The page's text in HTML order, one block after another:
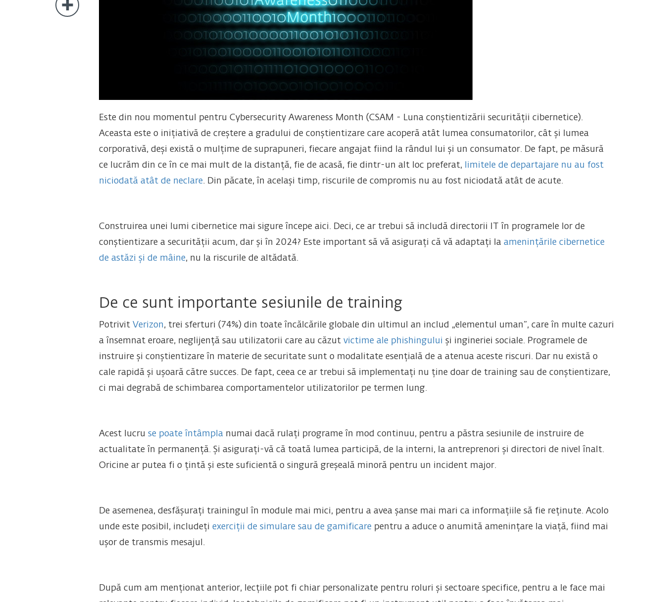
Este din nou momentul pentru Cybersecurity Awareness Month (CSAM - Luna conștientizării securității cibernetice).
Aceasta este o inițiativă de creștere a gradului de conștientizare care acoperă atât lumea consumatorilor, cât și lumea
corporativă, deși există o mulțime de suprapuneri, fiecare angajat fiind la rândul lui și un consumator. De fapt, pe măsură
ce lucrăm din ce în ce mai mult de la distanță, fie de acasă, fie dintr-un alt loc preferat,
limitele de departajare nu au fost
niciodată atât de neclare. Din păcate, în același timp, riscurile de compromis nu au fost niciodată atât de acute.
Construirea unei lumi cibernetice mai sigure începe aici. Deci, ce ar trebui să includă directorii IT în programele lor de
conștientizare a securității acum, dar și în 2024? Este important să vă asigurați că vă adaptați la amenințările cibernetice
de astăzi și de mâine, nu la riscurile de altădată.
De ce sunt importante sesiunile de training
Potrivit Verizon, trei sferturi (74%) din toate încălcările globale din ultimul an includ „elementul uman”, care în multe cazuri
a însemnat eroare, neglijență sau utilizatorii care au căzut victime ale phishingului și ingineriei sociale. Programele de
instruire și conștientizare în materie de securitate sunt o modalitate esențială de a atenua aceste riscuri. Dar nu există o
cale rapidă și ușoară către succes. De fapt, ceea ce ar trebui să implementați nu ține doar de training sau de conștientizare,
ci mai degrabă de schimbarea comportamentelor utilizatorilor pe termen lung.
Acest lucru se poate întâmplanumai dacă rulați programe în mod continuu, pentru a păstra sesiunile de instruire de
actualitate în permanență. Și asigurați-vă că toată lumea participă, de la interni, la antreprenori și directori de nivel înalt.
Oricine ar putea fi o țintă și este suficientă o singură greșeală minoră pentru un incident major.
De asemenea, desfășurați trainingul în module mai mici, pentru a avea șanse mai mari ca informațiile să fie reținute. Acolo
unde este posibil, includeți exerciții de simulare sau de gamificarepentru a aduce o anumită amenințare la viață, fiind mai
ușor de transmis mesajul.
După cum am menționat anterior, lecțiile pot fi chiar personalizate pentru roluri și sectoare specifice, pentru a le face mai